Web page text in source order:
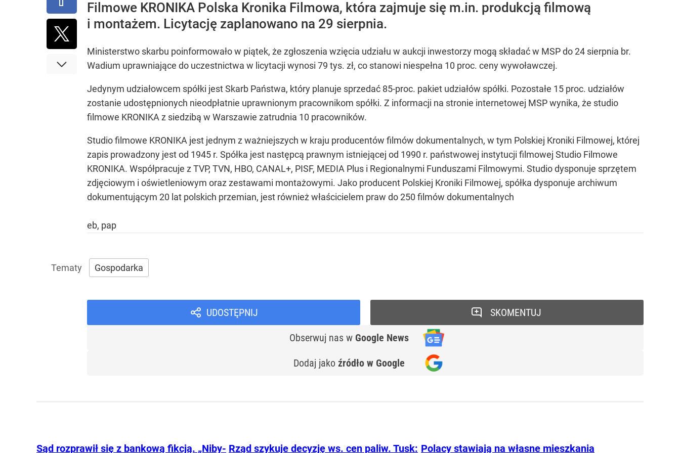
Filmowe KRONIKA Polska Kronika Filmowa, która zajmuje się m.in. produkcją filmową
i montażem. Licytację zaplanowano na 29 sierpnia.
Ministerstwo skarbu poinformowało w piątek, że zgłoszenia wzięcia udziału w aukcji inwestorzy mogą składać w MSP do 24 sierpnia br.
Wadium uprawniające do uczestnictwa w licytacji wynosi 79 tys. zł, co stanowi niespełna 10 proc. ceny wywoławczej.
Jedynym udziałowcem spółki jest Skarb Państwa, który planuje sprzedać 85-proc. pakiet udziałów spółki. Pozostałe 15 proc. udziałów
zostanie udostępnionych nieodpłatnie uprawnionym pracownikom spółki. Z informacji na stronie internetowej MSP wynika, że studio
filmowe KRONIKA z siedzibą w Warszawie zatrudnia 10 pracowników.
Studio filmowe KRONIKA jest jednym z ważniejszych w kraju producentów filmów dokumentalnych, w tym Polskiej Kroniki Filmowej, której
zapis prowadzony jest od 1945 r. Spółka jest następcą prawnym istniejącej od 1990 r. państwowej instytucji filmowej Studio Filmowe
KRONIKA. Współpracuje z TVP, TVN, HBO, CANAL+, PISF, MEDIA Plus i Regionalnymi Funduszami Filmowymi. Studio dysponuje sprzętem
zdjęciowym i oświetleniowym oraz zestawami montażowymi. Jako producent Polskiej Kroniki Filmowej, spółka dysponuje archiwum
dokumentującym 20 lat polskich przemian, jest również właścicielem praw do 250 filmów dokumentalnych
eb, pap
Gospodarka
UDOSTĘPNIJ
Obserwuj nas w Google News
Dodaj jako źródło w Google
SKOMENTUJ
Sąd rozprawił się z bankową fikcją. „Niby- Rząd szykuje decyzję ws. cen paliw. Tusk: Polacy stawiają na własne mieszkania